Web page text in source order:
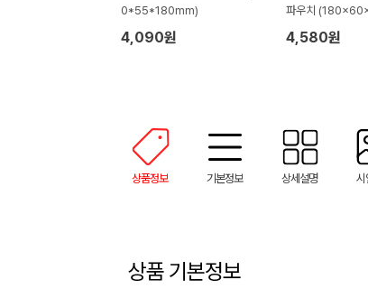
0*55*180mm)
4,090원
파우치
4,580원
상품정보 기본정보 상세설명 시
상품 기본정보